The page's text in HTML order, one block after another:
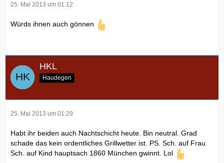
25. Mai 2013 um 01:12
Würds ihnen auch gönnen
HKL
Haudegen
25. Mai 2013 um 01:29
Habt ihr beiden auch Nachtschicht heute. Bin neutral. Grad
schade das kein ordentliches Grillwetter ist. PS. Sch. auf Frau
Sch. auf Kind hauptsach 1860 München gwinnt. Lol